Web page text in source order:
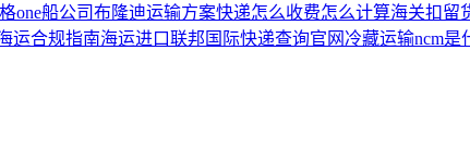
one船公司布隆迪运输方案快递怎么收费怎么计算海关扣留
运合规指南海运进口联邦国际快递查询官网 冷藏运输ncm是